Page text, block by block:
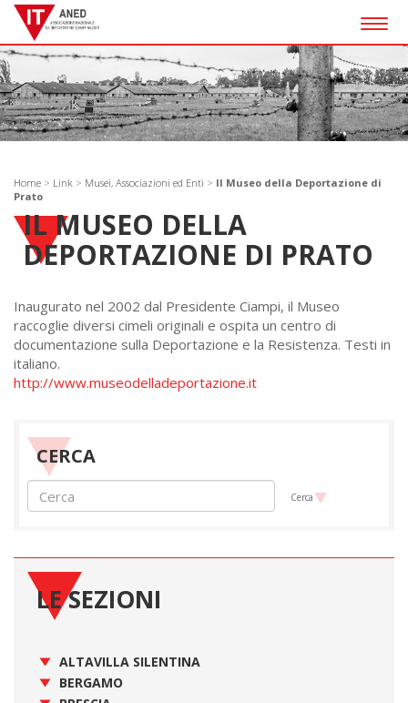
Home > Link > Musei, Associazioni ed Enti > Il Museo della Deportazione di
Prato
IL MUSEO DELLA
DEPORTAZIONE DI PRATO
Inaugurato nel 2002 dal Presidente Ciampi, il Museo
raccoglie diversi cimeli originali e ospita un centro di
documentazione sulla Deportazione e la Resistenza. Testi in
italiano.
http://www.museodelladeportazione.it
CERCA
Cerca
LE SEZIONI
ALTAVILLA SILENTINA
BERGAMO